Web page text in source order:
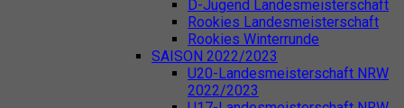
D-Jugend Landesmeisterschaft
Rookies Landesmeisterschaft
Rookies Winterrunde
SAISON 2022/2023
U20-Landesmeisterschaft NRW
2022/2023